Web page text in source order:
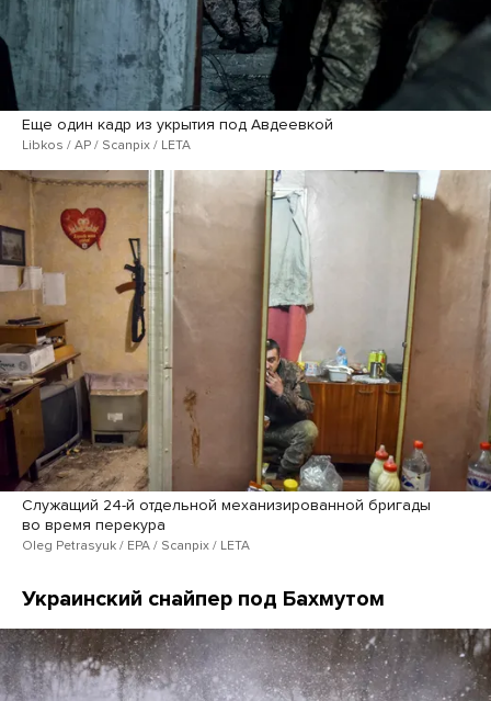
Еще один кадр из укрытия под Авдеевкой
Libkos / AP / Scanpix / LETA
Служащий 24-й отдельной механизированной бригады
во время перекура
Oleg Petrasyuk / EPA / Scanpix / LETA
Украинский снайпер под Бахмутом